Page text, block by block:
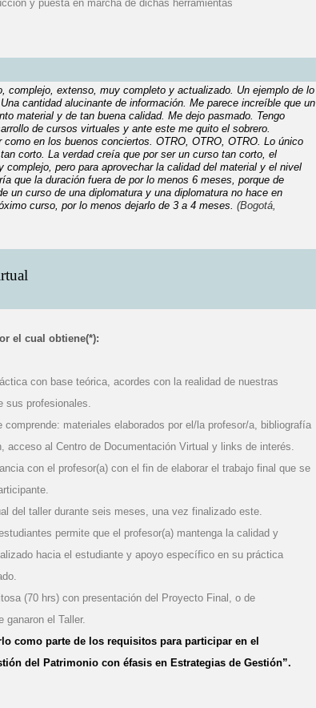
y puesta en marcha de dichas herramientas
complejo, extenso, muy completo y actualizado. Un ejemplo de lo
cantidad alucinante de información. Me parece increíble que un
material y de tan buena calidad. Me dejo pasmado. Tengo
de cursos virtuales y ante este me quito el sobrero.
en los buenos conciertos. OTRO, OTRO, OTRO. Lo único
corto. La verdad creía que por ser un curso tan corto, el
complejo, pero para aprovechar la calidad del material y el nivel
que la duración fuera de por lo menos 6 meses, porque de
un curso de una diplomatura y una diplomatura no hace en
curso, por lo menos dejarlo de 3 a 4 meses. (Bogotá,
el cual obtiene(*):
con base teórica, acordes con la realidad de nuestras
sus profesionales.
materiales elaborados por el/la profesor/a, bibliografía
acceso al Centro de Documentación Virtual y links de interés.
con el profesor(a) con el fin de elaborar el trabajo final que se
del taller durante seis meses, una vez finalizado este.
permite que el profesor(a) mantenga la calidad y
hacia el estudiante y apoyo específico en su práctica
(70 hrs) con presentación del Proyecto Final, o de
ganaron el Taller.
como parte de los requisitos para participar en el
del Patrimonio con éfasis en Estrategias de Gestión”.